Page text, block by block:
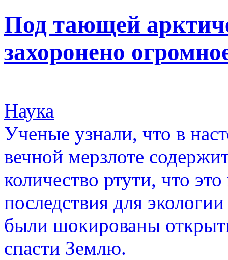
Под тающей
захоронено
Наука
Ученые узнали, что в
вечной мерзлоте
количество ртути, что
последствия для
были шокированы
спасти Землю.